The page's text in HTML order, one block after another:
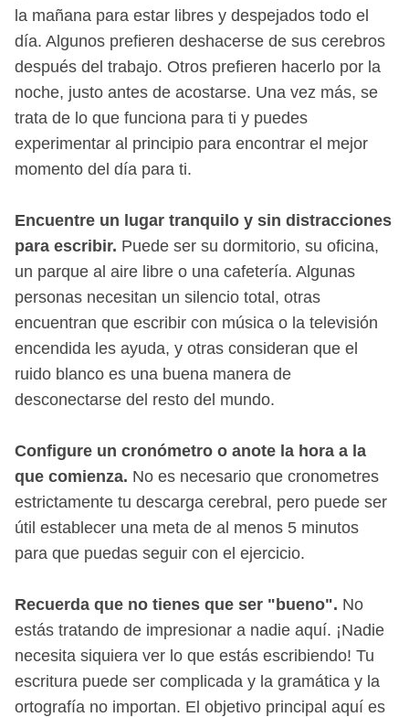
la mañana para estar libres y despejados todo el
día. Algunos prefieren deshacerse de sus cerebros
después del trabajo. Otros prefieren hacerlo por la
noche, justo antes de acostarse. Una vez más, se
trata de lo que funciona para ti y puedes
experimentar al principio para encontrar el mejor
momento del día para ti.
Encuentre un lugar tranquilo y sin distracciones
para escribir. Puede ser su dormitorio, su oficina,
un parque al aire libre o una cafetería. Algunas
personas necesitan un silencio total, otras
encuentran que escribir con música o la televisión
encendida les ayuda, y otras consideran que el
ruido blanco es una buena manera de
desconectarse del resto del mundo.
Configure un cronómetro o anote la hora a la
que comienza. No es necesario que cronometres
estrictamente tu descarga cerebral, pero puede ser
útil establecer una meta de al menos 5 minutos
para que puedas seguir con el ejercicio.
Recuerda que no tienes que ser "bueno". No
estás tratando de impresionar a nadie aquí. ¡Nadie
necesita siquiera ver lo que estás escribiendo! Tu
escritura puede ser complicada y la gramática y la
ortografía no importan. El objetivo principal aquí es